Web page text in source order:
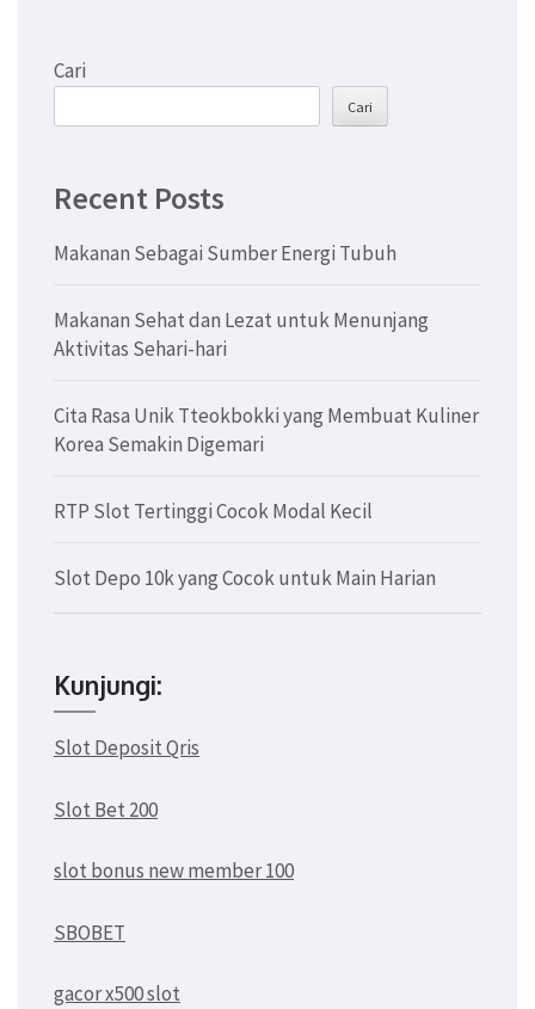
Cari
Cari
Recent Posts
Makanan Sebagai Sumber Energi Tubuh
Makanan Sehat dan Lezat untuk Menunjang
Aktivitas Sehari-hari
Cita Rasa Unik Tteokbokki yang Membuat Kuliner
Korea Semakin Digemari
RTP Slot Tertinggi Cocok Modal Kecil
Slot Depo 10k yang Cocok untuk Main Harian
Kunjungi:
Slot Deposit Qris
Slot Bet 200
slot bonus new member 100
SBOBET
gacor x500 slot